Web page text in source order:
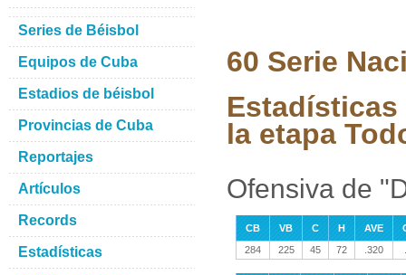
60 Serie
la etapa
Ofensiva de
CB VB C H AVE
284
225 45 72 .320
Series de Béisbol
Equipos de Cuba
Estadios de béisbol
Provincias de Cuba
Reportajes
Artículos
Records
Estadísticas